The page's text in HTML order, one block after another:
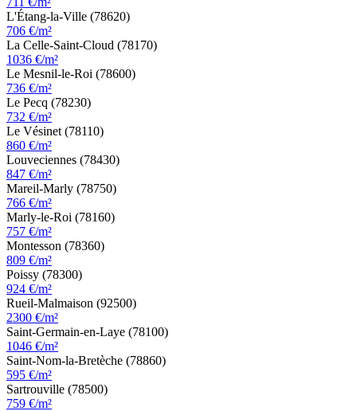
L'Étang-la-Ville (78620)
706 €/m²
La Celle-Saint-Cloud (78170)
1036 €/m²
Le Mesnil-le-Roi (78600)
736 €/m²
Le Pecq (78230)
732 €/m²
Le Vésinet (78110)
860 €/m²
Louveciennes (78430)
847 €/m²
Mareil-Marly (78750)
766 €/m²
Marly-le-Roi (78160)
757 €/m²
Montesson (78360)
809 €/m²
Poissy (78300)
924 €/m²
Rueil-Malmaison (92500)
2300 €/m²
Saint-Germain-en-Laye (78100)
1046 €/m²
Saint-Nom-la-Bretèche (78860)
595 €/m²
Sartrouville (78500)
759 €/m²